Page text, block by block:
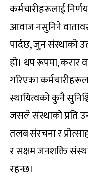
कर्मचारीहरूलाई
आवाज नसुनिने
पार्दछ, जुन संस्थाको
हो। थप रूपमा, करार
गरिएका
स्थायित्वको कुनै
जसले संस्थाको प्रति
तलब संरचना र
र सक्षम जनशक्ति
रहन्छ।